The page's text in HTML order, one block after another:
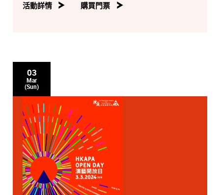
粵語填詞
佈景設計
服裝設計
燈光設計
音響設計及音樂總監助理：譚柏烜
製作經理
：甄穎賢
演員：陳家恩、程曉敏、曾倩、葉澍欣、余子穎、鄭旨
希、錢穎嘉、李美蒑、曾泳鑫、蔡雪兒、黃詩詠、姚樂慧
BERNARDA ALBA
Words and Music by MICHAEL JOHN LaCHIUSA
Based on the play "The House of Bernarda Alba" by
Federico García Lorca
活動詳情 購買門票
03
Mar
(Sun)